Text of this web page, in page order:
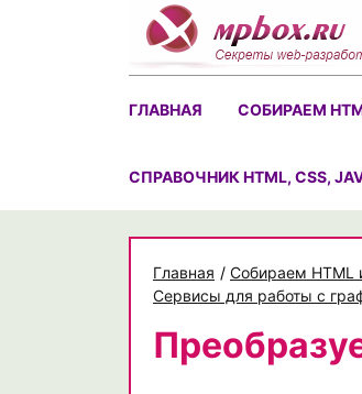
ГЛАВНАЯ СОБИРАЕМ
CПРАВОЧНИК HTML, CSS,
Главная / Собираем HTML
Сервисы для работы с